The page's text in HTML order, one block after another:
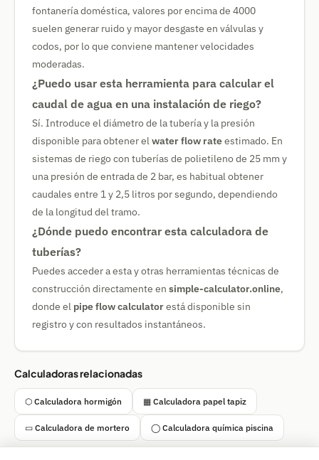
fontanería doméstica, valores por encima de 4000
suelen generar ruido y mayor desgaste en válvulas y
codos, por lo que conviene mantener velocidades
moderadas.
¿Puedo usar esta herramienta para calcular el
caudal de agua en una instalación de riego?
Sí. Introduce el diámetro de la tubería y la presión
disponible para obtener elwater flow rateestimado. En
sistemas de riego con tuberías de polietileno de 25 mm y
una presión de entrada de 2 bar, es habitual obtener
caudales entre 1 y 2,5 litros por segundo, dependiendo
de la longitud del tramo.
¿Dónde puedo encontrar esta calculadora de
tuberías?
Puedes acceder a esta y otras herramientas técnicas de
construcción directamente en simple-calculator.online,
donde el pipe flow calculatorestá disponible sin
registro y con resultados instantáneos.
Calculadoras relacionadas
⬡ Calculadora hormigón ▦ Calculadora papel tapiz
▭ Calculadora de mortero ◯ Calculadora química piscina